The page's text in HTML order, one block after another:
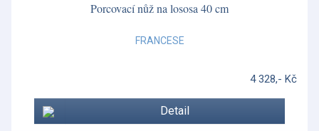
Porcovací nůž na lososa 40 cm
FRANCESE
4 328,- Kč
Detail